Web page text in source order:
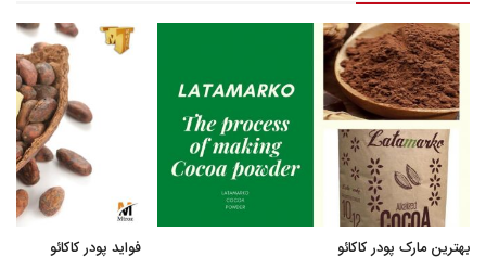
بهترین مارک پودر کاکائو فواید پودر کاکائو